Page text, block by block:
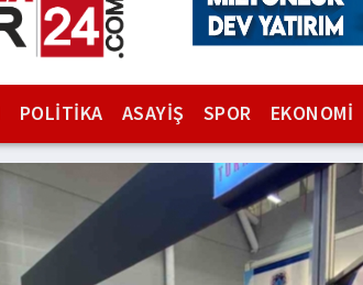
POLİTİKA ASAYİŞ SPOR EKONOMİ